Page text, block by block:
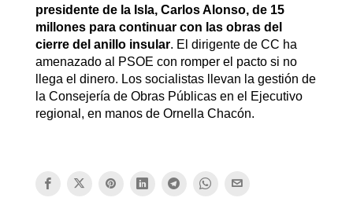
presidente de la Isla, Carlos Alonso, de 15
millones para continuar con las obras del
cierre del anillo insular. El dirigente de CC ha
amenazado al PSOE con romper el pacto si no
llega el dinero. Los socialistas llevan la gestión de
la Consejería de Obras Públicas en el Ejecutivo
regional, en manos de Ornella Chacón.